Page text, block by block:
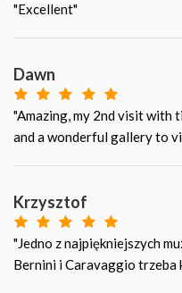
"Excellent"
Dawn
"Amazing, my 2nd visit with
and a wonderful gallery to
Krzysztof
"Jedno z najpiękniejszych
Bernini i Caravaggio trzeba